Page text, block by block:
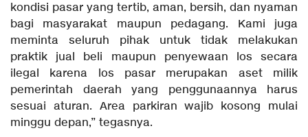
kondisi pasar yang tertib, aman, bersih, dan nyaman
bagi masyarakat maupun pedagang. Kami juga
meminta seluruh pihak untuk tidak melakukan
praktik jual beli maupun penyewaan los secara
ilegal karena los pasar merupakan aset milik
pemerintah daerah yang penggunaannya harus
sesuai aturan. Area parkiran wajib kosong mulai
minggu depan,” tegasnya.